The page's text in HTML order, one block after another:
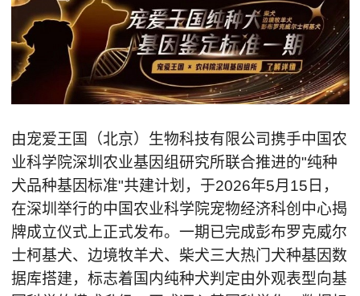
由宠爱王国（北京）生物科技有限公司携手中国农
业科学院深圳农业基因组研究所联合推进的"纯种
犬品种基因标准"共建计划，于2026年5月15日，
在深圳举行的中国农业科学院宠物经济科创中心揭
牌成立仪式上正式发布。一期已完成彭布罗克威尔
士柯基犬、边境牧羊犬、柴犬三大热门犬种基因数
据库搭建，标志着国内纯种犬判定由外观表型向基